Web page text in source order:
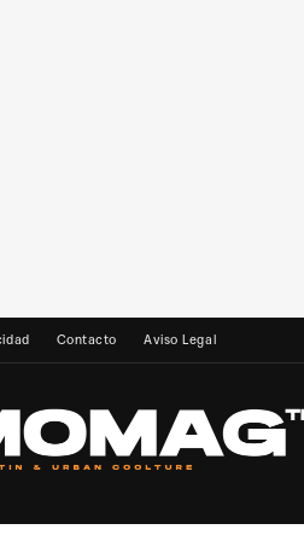
Contacto Aviso Legal